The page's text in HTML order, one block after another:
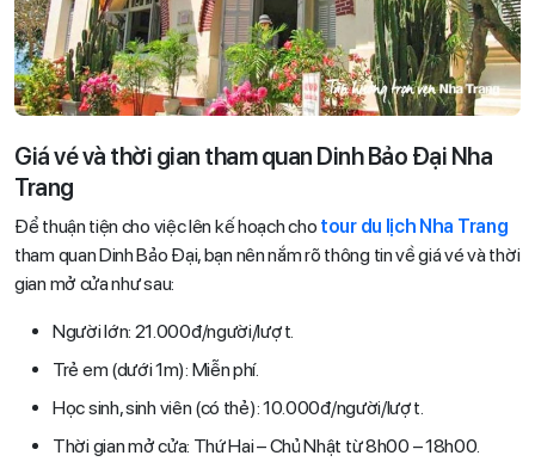
Giá vé và thời gian tham quan Dinh Bảo Đại Nha
Trang
Để thuận tiện cho việc lên kế hoạch cho tour du lịch Nha Trang
tham quan Dinh Bảo Đại, bạn nên nắm rõ thông tin về giá vé và thời
gian mở cửa như sau:
Người lớn: 21.000đ/người/lượt.
Trẻ em (dưới 1m): Miễn phí.
Học sinh, sinh viên (có thẻ): 10.000đ/người/lượt.
Thời gian mở cửa: Thứ Hai – Chủ Nhật từ 8h00 – 18h00.